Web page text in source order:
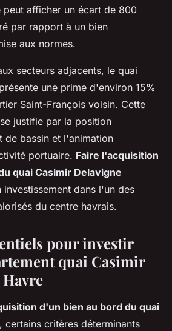
peut afficher un écart de 800
par rapport à un bien
aux normes.
secteurs adjacents, le quai
une prime d'environ 15%
Saint-François voisin. Cette
justifie par la position
de bassin et l'animation
portuaire. Faire l'acquisition
quai Casimir Delavigne
investissement dans l'un des
du centre havrais.
pour investir
quai Casimir
d'un bien au bord du quai
, certains critères déterminants